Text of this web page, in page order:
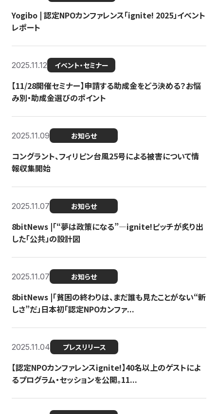
Yogibo | 認定NPOカンファレンス「ignite! 2025」イベント
レポート
2025.11.12 イベント・セミナー
【11/28開催セミナー】申請する助成金をどう決める？お悩
み別・助成金選びのポイント
2025.11.09 お知らせ
コングラント、フィリピン台風25号による被害について情
報収集開始
2025.11.07 お知らせ
8bitNews |「“夢は政策になる”—ignite!ピッチが炙り出
した「公共」の設計図
2025.11.07 お知らせ
8bitNews |「貧困の終わりは、まだ誰も見たことがない“新
しさ”だ」日本初「認定NPOカンファ...
2025.11.04 プレスリリース
【認定NPOカンファレンスignite!】40名以上のゲストによ
るプログラム・セッションを公開。11...